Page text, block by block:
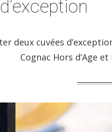
deux cuvées
Cognac Hors d’Age